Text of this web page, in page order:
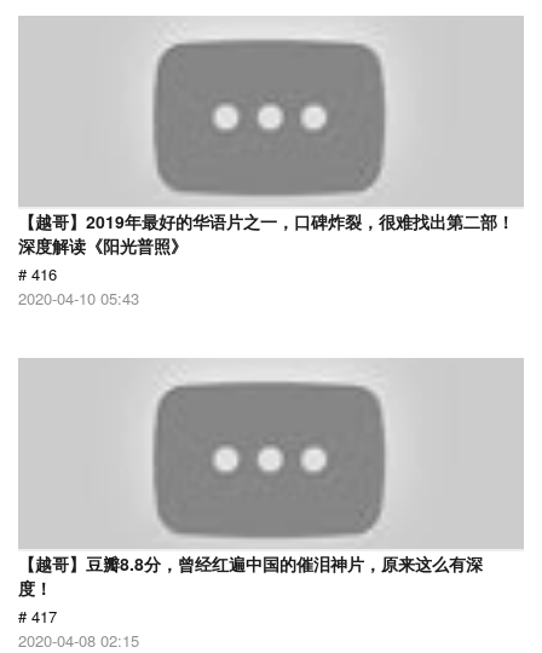
【越哥】2019年最好的华语片之一，口碑炸裂，很难找出第二部！
深度解读《阳光普照》
# 416
2020-04-10 05:43
【越哥】豆瓣8.8分，曾经红遍中国的催泪神片，原来这么有深
度！
# 417
2020-04-08 02:15